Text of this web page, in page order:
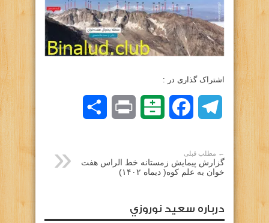
اشتراک گذاری در :
Telegram
Facebook
Balatarin
Print
← مطلب قبلی
گزارش پیمایش زمستانه خط الراس هفت
خوان به علم کوه( دیماه ۱۴۰۲)
درباره سعيد نوروزي